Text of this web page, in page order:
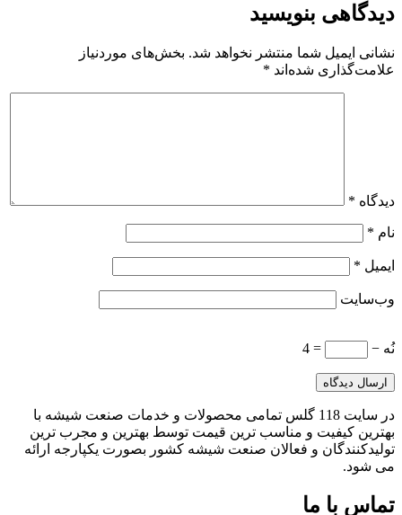
دیدگاهی بنویسید
نشانی ایمیل شما منتشر نخواهد شد. بخش‌های موردنیاز
علامت‌گذاری شده‌اند *
دیدگاه *
نام *
ایمیل *
وب‌سایت
نُه − = 4
در سایت 118 گلس تمامی محصولات و خدمات صنعت شیشه با
بهترین کیفیت و مناسب ترین قیمت توسط بهترین و مجرب ترین
تولیدکنندگان و فعالان صنعت شیشه کشور بصورت یکپارجه ارائه
می شود.
تماس با ما